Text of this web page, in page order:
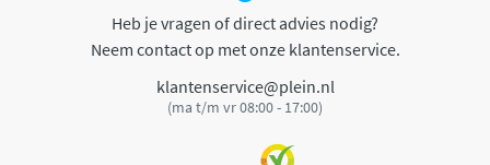
Heb je vragen of direct advies nodig?
Neem contact op met onze klantenservice.
klantenservice@plein.nl
(ma t/m vr 08:00 - 17:00)